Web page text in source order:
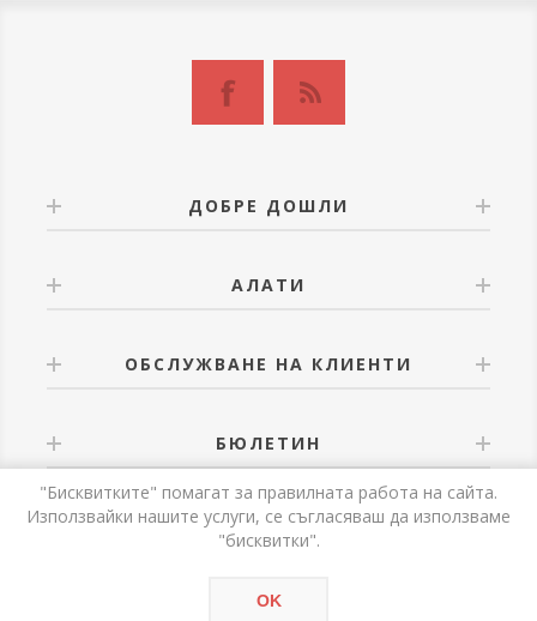
ДОБРЕ ДОШЛИ
АЛАТИ
ОБСЛУЖВАНЕ НА КЛИЕНТИ
БЮЛЕТИН
Авторски права © 2026 Alati. Всички права запазени.
"Бисквитките" помагат за правилната работа на сайта.
Използвайки нашите услуги, се съгласяваш да използваме
"бисквитки".
OK